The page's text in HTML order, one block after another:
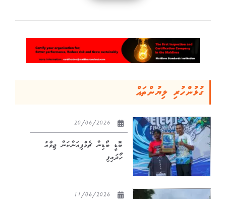
ގުޅުންހުރި ލިޔުންތައް
ބޮޑީ ބޯޑިން ޗެމްޕިއަންކަން ޖިވާއު
ހޯދައިފި